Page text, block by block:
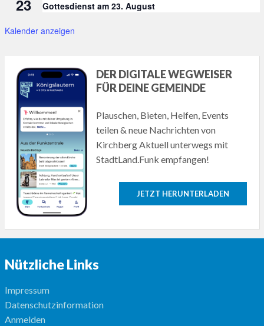
23 Gottesdienst am 23. August
Kalender anzeigen
DER DIGITALE WEGWEISER
FÜR DEINE GEMEINDE
Plauschen, Bieten, Helfen, Events
teilen & neue Nachrichten von
Kirchberg Aktuell unterwegs mit
StadtLand.Funk empfangen!
JETZT HERUNTERLADEN
Nützliche Links
Impressum
Datenschutzinformation
Anmelden